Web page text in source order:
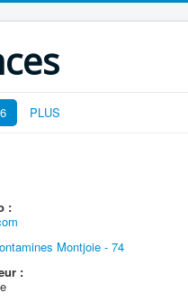
PLUS
:
Montjoie - 74
: